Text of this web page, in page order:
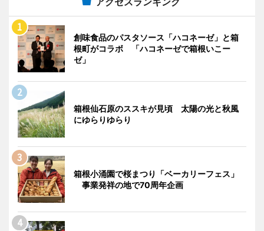
創味食品のパスタソース「ハコネーゼ」と箱
根町がコラボ 「ハコネーゼで箱根いこー
ゼ」
箱根仙石原のススキが見頃 太陽の光と秋風
にゆらりゆらり
箱根小涌園で桜まつり「ベーカリーフェス」
事業発祥の地で70周年企画